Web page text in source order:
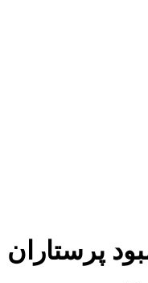
پرستاران